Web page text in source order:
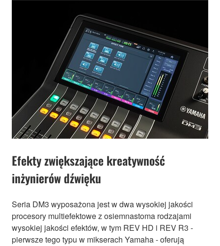
Efekty zwiększające kreatywność
inżynierów dźwięku
Seria DM3 wyposażona jest w dwa wysokiej jakości
procesory multiefektowe z osiemnastoma rodzajami
wysokiej jakości efektów, w tym REV HD i REV R3 -
pierwsze tego typu w mikserach Yamaha - oferują